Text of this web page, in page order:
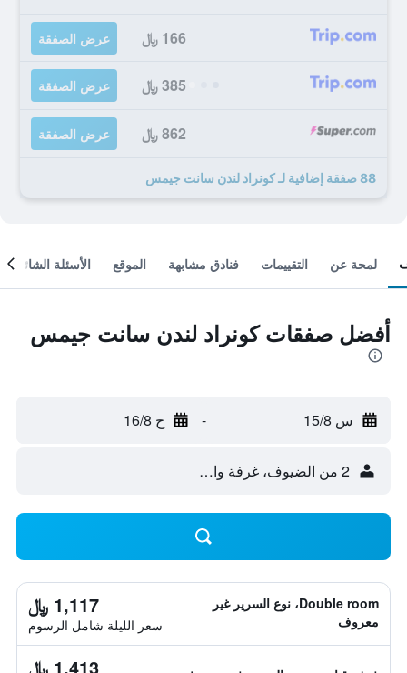
166 ﷼ عرض الصفقة
385 ﷼ عرض الصفقة
862 ﷼ عرض الصفقة
88 صفقة إضافية لـ كونراد لندن سانت جيمس
لمحة عن التقييمات فنادق مشابهة الموقع الأسئلة الشائعة
أفضل صفقات كونراد لندن سانت جيمس
س 15/8 - ح 16/8
2 من الضيوف، غرفة واحدة
Double room، نوع السرير غير
معروف
1,117 ﷼
سعر الليلة شامل الرسوم
1,413 ﷼